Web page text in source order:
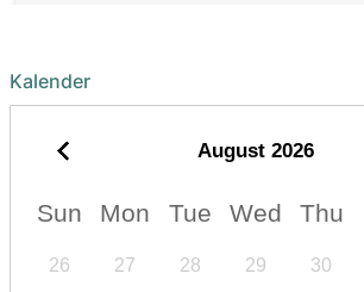
Kalender
August 2026
Sun Mon Tue Wed Thu
26 27 28 29 30